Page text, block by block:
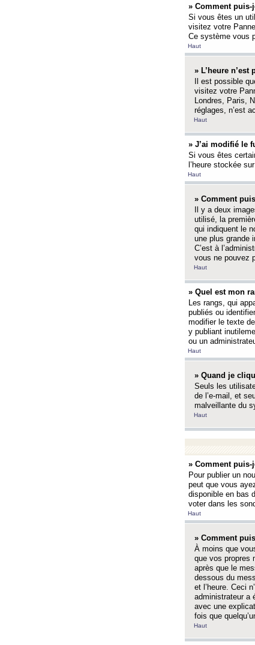
» Comment
Si vous êtes un
visitez votre
Ce système vous
Haut
» L’heure n’est
Il est possible
visitez votre
Londres, Paris,
réglages, n’est
Haut
» J’ai modifié le
Si vous êtes
l’heure stockée
Haut
» Comment
Il y a deux
utilisé, la
qui indiquent le
une plus grande
C’est à
vous ne pouvez
Haut
» Quel est mon
Les rangs, qui
publiés ou
modifier le texte
y publiant
ou un
Haut
» Quand je
Seuls les
de l’e-mail, et
malveillante du
Haut
» Comment
Pour publier un
peut que vous
disponible en bas
voter dans les
Haut
» Comment
À moins que
que vos propres
après que le
dessous du
et l’heure. Ceci
administrateur a
avec une
fois que
Haut